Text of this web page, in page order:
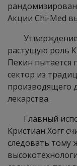
Акции Chi-Med
растущую роль
Пекин пытается
сектор из
производящего
лекарства.
Главный
Кристиан Хогг
следовать тому